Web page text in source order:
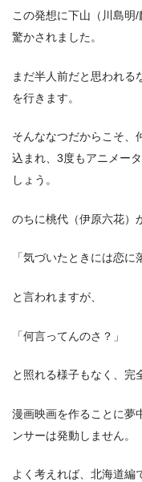
この発想に下山（川島明
驚かされました。
まだ半人前だと思われる
を行きます。
そんななつだからこそ、
込まれ、3度もアニメー
しょう。
のちに桃代（伊原六花）
「気づいたときには恋に
と言われますが、
「何言ってんのさ？」
と照れる様子もなく、完
漫画映画を作ることに夢
ンサーは発動しません。
よく考えれば、北海道編